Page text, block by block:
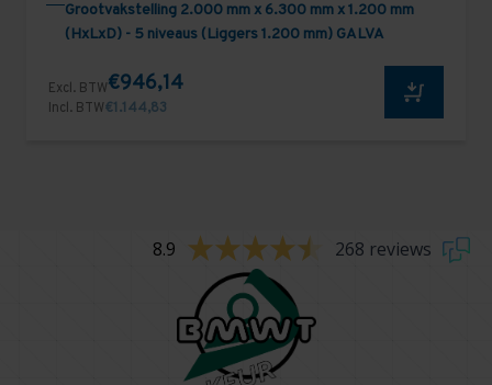
Grootvakstelling 2.000 mm x 6.300 mm x 1.200 mm
(HxLxD) - 5 niveaus (Liggers 1.200 mm) GALVA
Excl. BTW€946,14
Incl. BTW€1.144,83
8.9 268 reviews